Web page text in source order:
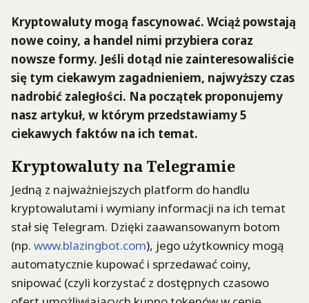
Kryptowaluty mogą fascynować. Wciąż powstają
nowe coiny, a handel nimi przybiera coraz
nowsze formy. Jeśli dotąd nie zainteresowaliście
się tym ciekawym zagadnieniem, najwyższy czas
nadrobić zaległości. Na początek proponujemy
nasz artykuł, w którym przedstawiamy 5
ciekawych faktów na ich temat.
Kryptowaluty na Telegramie
Jedną z najważniejszych platform do handlu
kryptowalutami i wymiany informacji na ich temat
stał się Telegram. Dzięki zaawansowanym botom
(np. www.blazingbot.com), jego użytkownicy mogą
automatycznie kupować i sprzedawać coiny,
snipować (czyli korzystać z dostępnych czasowo